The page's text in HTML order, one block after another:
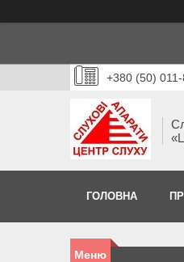
+380 (50)
ГОЛОВНА